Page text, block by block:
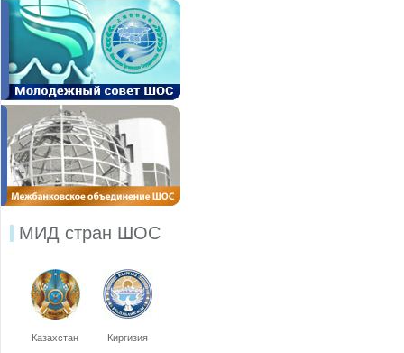
МИД стран ШОС
Казахстан Киргизия